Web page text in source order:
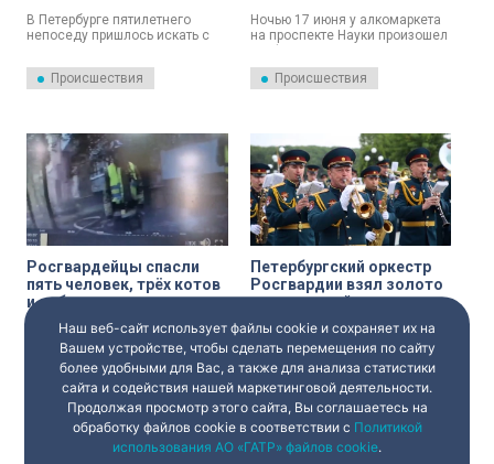
В Петербурге пятилетнего
непоседу пришлось искать с
Росгвардии.
Происшествия
Ночью 17 июня у алкомаркета
на проспекте Науки произошел
конфликт, в ходе которого 40-
летний приезжий ножом ранил
33-летнего петербуржца.
сотрудниками Росгвардии.
Происшествия
Росгвардейцы спасли
пять человек, трёх котов
и собаку из горящего
дома в Петербурге
14 июня сотрудники
вневедомственной охраны
Росгвардии эвакуировали
жильцов и их домашних
питомцев из охваченного
огнём дома. Инцидент
произошёл в 12:30 на
проспекте Авиаконструкторов,
сообщает пресс-служба
Город
Петербургский оркестр
Росгвардии взял золото
на всероссийском
конкурсе в КМВ
Военный оркестр штаба
Северо-Западного округа
Росгвардии вернулся в
Петербург с победой. На
конкурсе «Музыка. Кавказ. И
блеск военной меди!»
петербуржцы разделили
первое место с оркестрами из
Московской области и
Культура
Наш веб-сайт использует файлы cookie и сохраняет их на
Вашем устройстве, чтобы сделать перемещения по сайту
более удобными для Вас, а также для анализа статистики
сайта и содействия нашей маркетинговой деятельности.
Продолжая просмотр этого сайта, Вы соглашаетесь на
обработку файлов cookie в соответствии с Политикой
использования АО «ГАТР» файлов cookie.